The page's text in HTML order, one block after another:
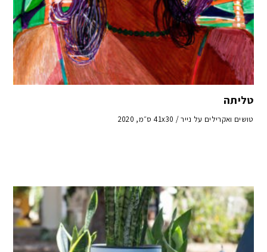
טליתה
טושים ואקרילים על נייר / 41x30 ס״מ, 2020